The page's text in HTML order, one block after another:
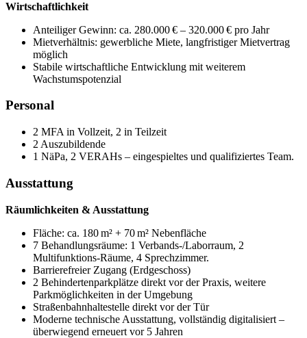
Wirtschaftlichkeit
Anteiliger Gewinn: ca. 280.000 € – 320.000 € pro Jahr
Mietverhältnis: gewerbliche Miete, langfristiger Mietvertrag
möglich
Stabile wirtschaftliche Entwicklung mit weiterem
Wachstumspotenzial
Personal
2 MFA in Vollzeit, 2 in Teilzeit
2 Auszubildende
1 NäPa, 2 VERAHs – eingespieltes und qualifiziertes Team.
Ausstattung
Räumlichkeiten & Ausstattung
Fläche: ca. 180 m² + 70 m² Nebenfläche
7 Behandlungsräume: 1 Verbands-/Laborraum, 2
Multifunktions-Räume, 4 Sprechzimmer.
Barrierefreier Zugang (Erdgeschoss)
2 Behindertenparkplätze direkt vor der Praxis, weitere
Parkmöglichkeiten in der Umgebung
Straßenbahnhaltestelle direkt vor der Tür
Moderne technische Ausstattung, vollständig digitalisiert –
überwiegend erneuert vor 5 Jahren